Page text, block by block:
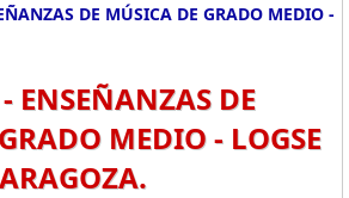
DE MÚSICA DE GRADO MEDIO -
ENSEÑANZAS DE
MEDIO - LOGSE